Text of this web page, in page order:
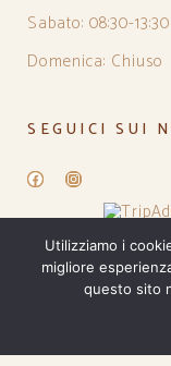
Sabato: 08:30-13:30
Domenica: Chiuso
SEGUICI SUI
FacebookInstagram
Utilizziamo i
migliore
questo sito